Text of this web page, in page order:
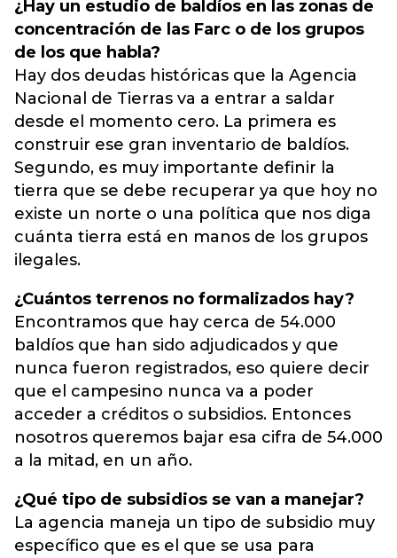
¿Hay un estudio de baldíos en las zonas de
concentración de las Farc o de los grupos
de los que habla?
Hay dos deudas históricas que la Agencia
Nacional de Tierras va a entrar a saldar
desde el momento cero. La primera es
construir ese gran inventario de baldíos.
Segundo, es muy importante definir la
tierra que se debe recuperar ya que hoy no
existe un norte o una política que nos diga
cuánta tierra está en manos de los grupos
ilegales.
¿Cuántos terrenos no formalizados hay?
Encontramos que hay cerca de 54.000
baldíos que han sido adjudicados y que
nunca fueron registrados, eso quiere decir
que el campesino nunca va a poder
acceder a créditos o subsidios. Entonces
nosotros queremos bajar esa cifra de 54.000
a la mitad, en un año.
¿Qué tipo de subsidios se van a manejar?
La agencia maneja un tipo de subsidio muy
específico que es el que se usa para